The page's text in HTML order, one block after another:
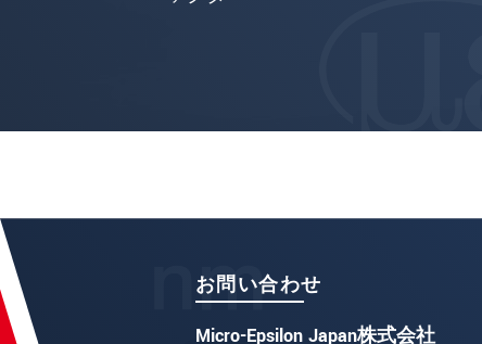
お問い合わせ
Micro-Epsilon Japan株式会社